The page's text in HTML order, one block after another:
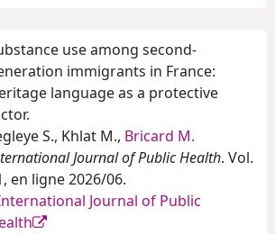
use among second-
immigrants in France:
language as a protective
S., Khlat M., Bricard M.
Journal of Public Health. Vol.
en ligne 2026/06.
Journal of Public